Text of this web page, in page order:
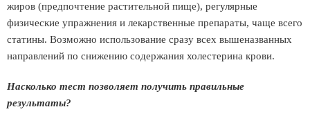
жиров (предпочтение растительной пище), регулярные
физические упражнения и лекарственные препараты, чаще всего
статины. Возможно использование сразу всех вышеназванных
направлений по снижению содержания холестерина крови.
Насколько тест позволяет получить правильные
результаты?